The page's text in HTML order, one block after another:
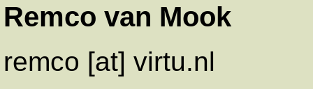
Remco van Mook
remco [at] virtu.nl